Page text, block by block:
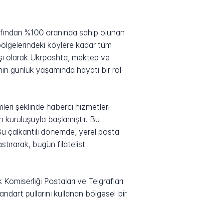
%100 oranında sahip olunan
köylere kadar tüm
olarak Ukrposhta, mektep ve
günlük yaşamında hayati bir rol
şeklinde haberci hizmetleri
başlamıştır. Bu
çalkantılı dönemde, yerel posta
bugün filatelist
Postaları ve Telgrafları
pullarını kullanan bölgesel bir